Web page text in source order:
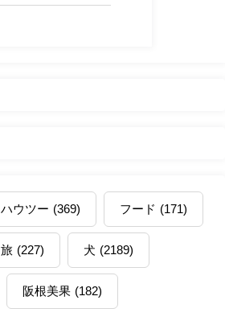
ハウツー (369) フード (171)
旅 (227) 犬 (2189)
阪根美果 (182)